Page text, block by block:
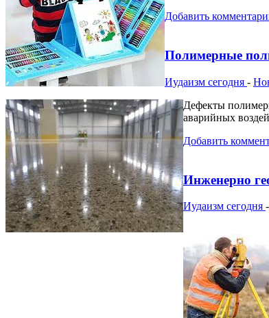
Добавить
Полимерные
Иудаизм сегодня -
Дефекты
аварийных
Добавить
Инженерно
Иудаизм сегодня -